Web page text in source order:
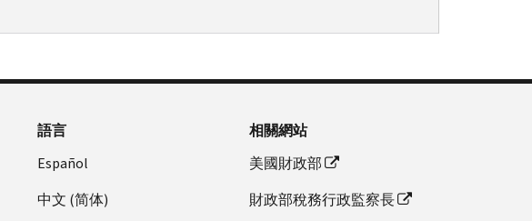
語言
Español
中文 (简体)
相關網站
美國財政部
財政部稅務行政監察長